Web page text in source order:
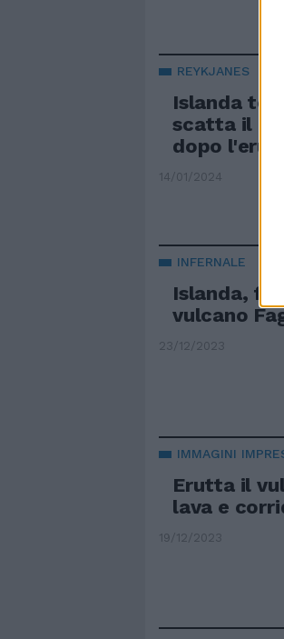
REYKJANES
Islanda
scatta il
dopo
14/01/2024
INFERNALE
Islanda,
vulcano
23/12/2023
IMMAGINI
Erutta il
lava e
19/12/2023